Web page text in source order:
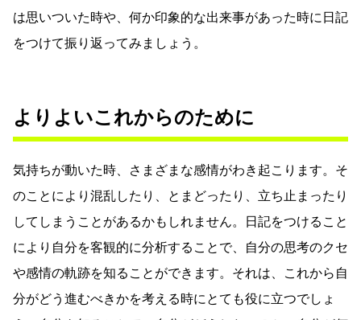
は思いついた時や、何か印象的な出来事があった時に日記
をつけて振り返ってみましょう。
よりよいこれからのために
気持ちが動いた時、さまざまな感情がわき起こります。そ
のことにより混乱したり、とまどったり、立ち止まったり
してしまうことがあるかもしれません。日記をつけること
により自分を客観的に分析することで、自分の思考のクセ
や感情の軌跡を知ることができます。それは、これから自
分がどう進むべきかを考える時にとても役に立つでしょ